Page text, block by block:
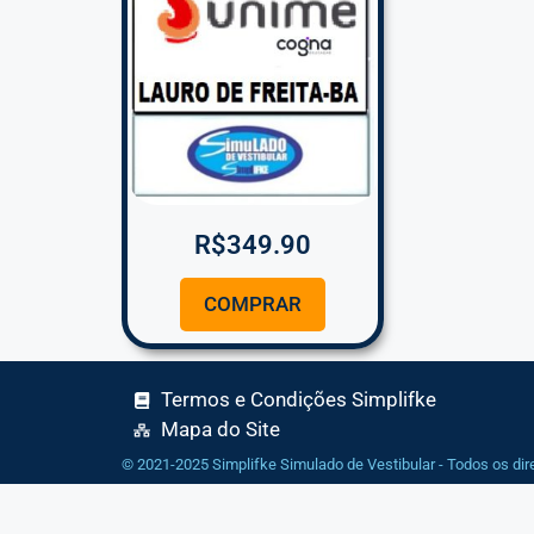
R$349.90
COMPRAR
Termos e Condições Simplifke
Mapa do Site
© 2021-2025 Simplifke Simulado de Vestibular - Todos os